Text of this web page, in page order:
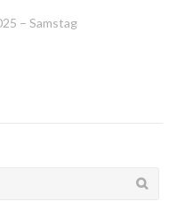
– Samstag